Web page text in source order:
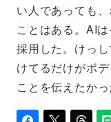
い人であっても
ことはある。AI
採用した。けっ
けてるだけがボ
ことを伝えたかっ